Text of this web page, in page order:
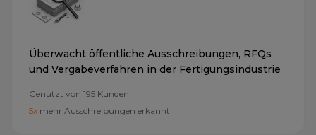
Überwacht öffentliche Ausschreibungen, RFQs
und Vergabeverfahren in der Fertigungsindustrie
Genutzt von 195 Kunden
5x mehr Ausschreibungen erkannt